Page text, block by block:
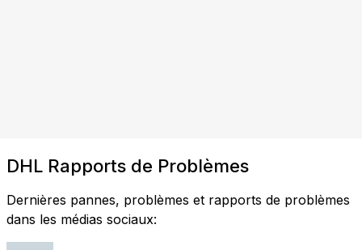
DHL Rapports de Problèmes
Dernières pannes, problèmes et rapports de problèmes
dans les médias sociaux: